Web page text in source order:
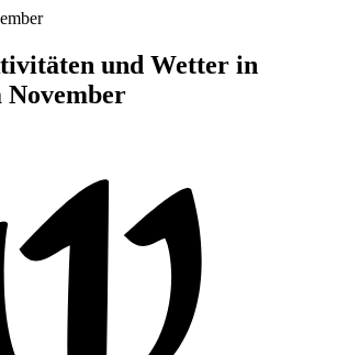
und Wetter in